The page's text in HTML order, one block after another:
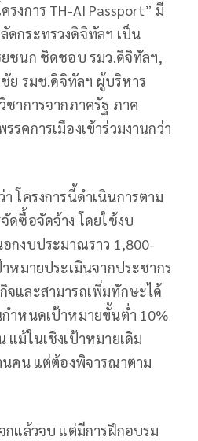
งการ TH-AI Passport” มี
กระทรวงดิจิทัลฯ เป็น
ชนก ชิดชอบ รมว.ดิจิทัลฯ,
รมช.ดิจิทัลฯ ผู้บริหาร
าการจากภาครัฐ ภาค
รคการเมืองเข้าร่วมงานกว่า
โครงการนี้ดำเนินการตาม
ดซื้อจัดจ้าง โดยใช้งบ
กงบประมาณราว 1,800-
หมายประเมินจากประชากร
จและสามารถเพิ่มทักษะได้
ำหนดเป้าหมายขั้นต่ำ 10%
ม้ในเชิงเป้าหมายเดิม
นคน แต่ต้องพิจารณาตาม
กแล้วจบ แต่มีการฝึกอบรม